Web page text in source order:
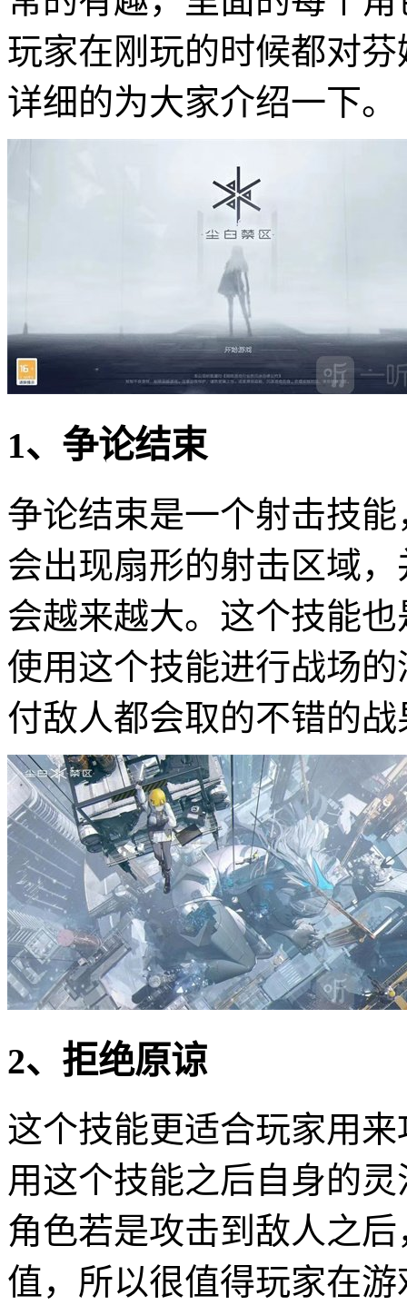
玩家在刚玩的时候都对
详细的为大家介绍一下。
1、争论结束
争论结束是一个射击技
会出现扇形的射击区域
会越来越大。这个技能
使用这个技能进行战场
付敌人都会取的不错的战
2、拒绝原谅
这个技能更适合玩家用
用这个技能之后自身的
角色若是攻击到敌人之
值，所以很值得玩家在